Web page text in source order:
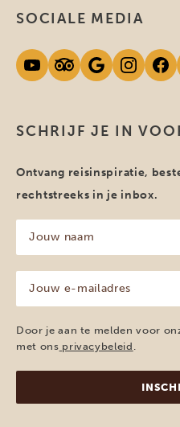
SCHRIJF JE IN
Ontvang reisinspiratie,
rechtstreeks in je inbox.
naam
(Vereist)
mailadres
(Vereist)
Door je aan te melden voor
met ons privacybeleid
SOCIALE MEDIA